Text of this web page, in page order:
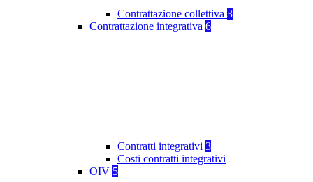
Contrattazione collettiva 3
Contrattazione integrativa 6
Contratti integrativi 3
Costi contratti integrativi
OIV 5